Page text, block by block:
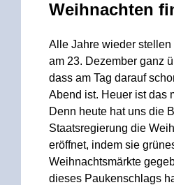
Weihnachten
Alle Jahre wieder
am 23. Dezember ganz
dass am Tag darauf
Abend ist. Heuer ist das
Denn heute hat uns die
Staatsregierung die
eröffnet, indem sie
Weihnachtsmärkte
dieses Paukenschlags